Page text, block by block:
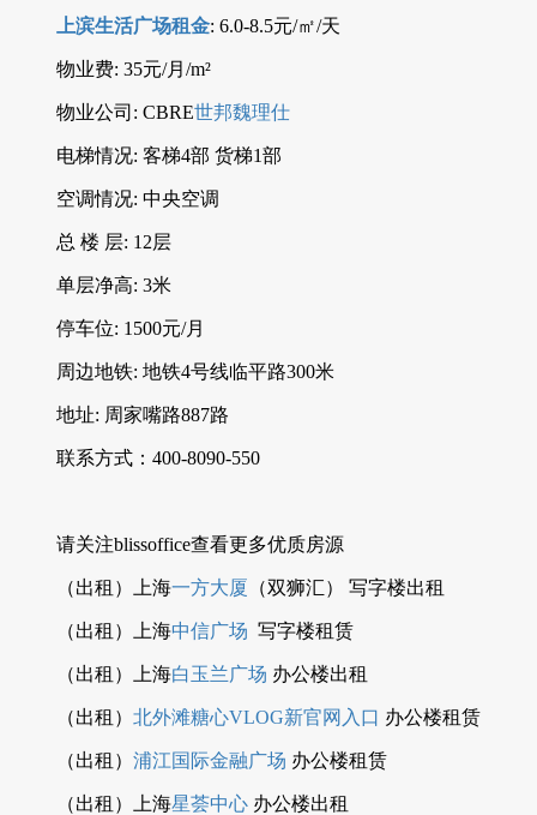
上滨生活广场租金: 6.0-8.5元/㎡/天
物业费: 35元/月/m²
物业公司: CBRE世邦魏理仕
电梯情况: 客梯4部 货梯1部
空调情况: 中央空调
总 楼 层: 12层
单层净高: 3米
停车位: 1500元/月
周边地铁: 地铁4号线临平路300米
地址: 周家嘴路887路
联系方式：400-8090-550
请关注blissoffice查看更多优质房源
（出租）上海一方大厦 （双狮汇） 写字楼出租
（出租）上海中信广场 写字楼租赁
（出租）上海白玉兰广场 办公楼出租
（出租） 北外滩糖心VLOG新官网入口 办公楼租赁
（出租） 浦江国际金融广场 办公楼租赁
（出租）上海星荟中心 办公楼出租